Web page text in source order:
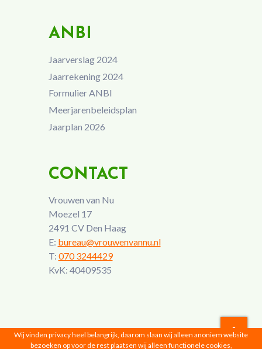
ANBI
Jaarverslag 2024
Jaarrekening 2024
Formulier ANBI
Meerjarenbeleidsplan
Jaarplan 2026
CONTACT
Vrouwen van Nu
Moezel 17
2491 CV Den Haag
E: bureau@vrouwenvannu.nl
T: 070 3244429
KvK: 40409535
Wij vinden privacy heel belangrijk, daarom slaan wij alleen anoniem website
bezoeken op voor de rest plaatsen wij alleen functionele cookies,